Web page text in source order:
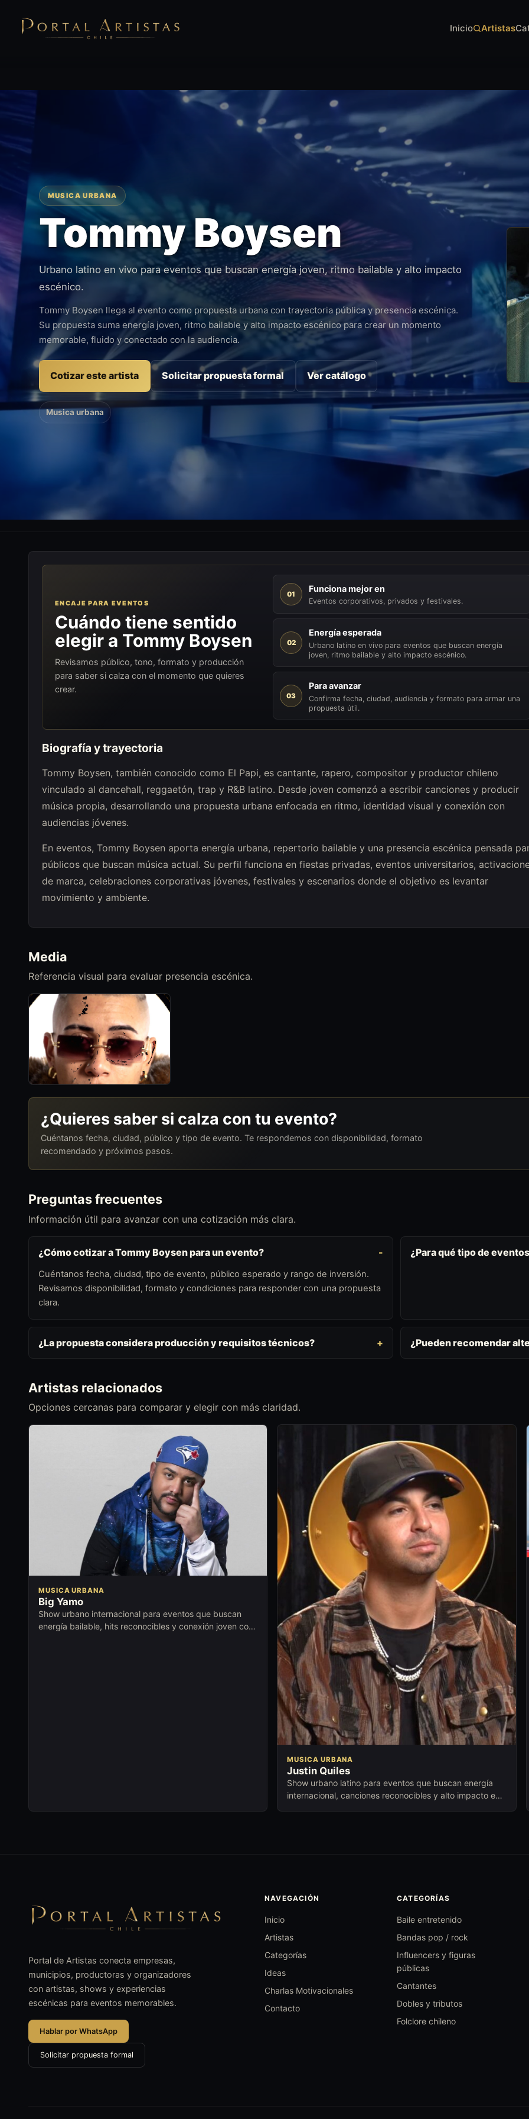
Inicio Artistas
MUSICA URBANA
Tommy Boysen
Urbano latino en vivo para eventos que buscan energía joven, ritmo bailable y alto impacto
escénico.
Tommy Boysen llega al evento como propuesta urbana con trayectoria pública y presencia escénica.
Su propuesta suma energía joven, ritmo bailable y alto impacto escénico para crear un momento
memorable, fluido y conectado con la audiencia.
Cotizar este artista Solicitar propuesta formal Ver catálogo
Musica urbana
ENCAJE PARA EVENTOS
Cuándo tiene sentido
elegir a Tommy Boysen
Revisamos público, tono, formato y producción
para saber si calza con el momento que quieres
crear.
01
Funciona mejor en
Eventos corporativos, privados y festivales.
02
Energía esperada
Urbano latino en vivo para eventos que buscan energía
joven, ritmo bailable y alto impacto escénico.
03
Para avanzar
Confirma fecha, ciudad, audiencia y formato para armar una
propuesta útil.
Biografía y trayectoria
Tommy Boysen, también conocido como El Papi, es cantante, rapero, compositor y productor chileno
vinculado al dancehall, reggaetón, trap y R&B latino. Desde joven comenzó a escribir canciones y producir
música propia, desarrollando una propuesta urbana enfocada en ritmo, identidad visual y conexión con
audiencias jóvenes.
En eventos, Tommy Boysen aporta energía urbana, repertorio bailable y una presencia escénica pensada
públicos que buscan música actual. Su perfil funciona en fiestas privadas, eventos universitarios,
de marca, celebraciones corporativas jóvenes, festivales y escenarios donde el objetivo es levantar
movimiento y ambiente.
Media
Referencia visual para evaluar presencia escénica.
¿Quieres saber si calza con tu evento?
Cuéntanos fecha, ciudad, público y tipo de evento. Te respondemos con disponibilidad, formato
recomendado y próximos pasos.
Preguntas frecuentes
Información útil para avanzar con una cotización más clara.
¿Cómo cotizar a Tommy Boysen para un evento?
Cuéntanos fecha, ciudad, tipo de evento, público esperado y rango de inversión.
Revisamos disponibilidad, formato y condiciones para responder con una propuesta
clara.
¿Para qué tipo de
¿La propuesta considera producción y requisitos técnicos? ¿Pueden recomendar
Artistas relacionados
Opciones cercanas para comparar y elegir con más claridad.
MUSICA URBANA
Big Yamo
Show urbano internacional para eventos que buscan
energía bailable, hits reconocibles y conexión joven con
MUSICA URBANA
Justin Quiles
Show urbano latino para eventos que buscan energía
internacional, canciones reconocibles y alto impacto en
Portal de Artistas conecta empresas,
municipios, productoras y organizadores
con artistas, shows y experiencias
escénicas para eventos memorables.
Hablar por WhatsApp
Solicitar propuesta formal
NAVEGACIÓN
Inicio
Artistas
Categorías
Ideas
Charlas Motivacionales
Contacto
CATEGORÍAS
Baile entretenido
Bandas pop / rock
Influencers y figuras
públicas
Cantantes
Dobles y tributos
Folclore chileno